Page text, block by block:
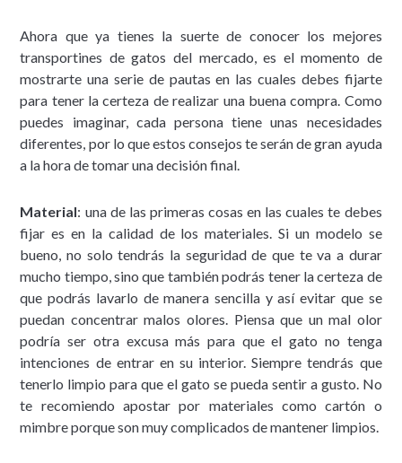
Ahora que ya tienes la suerte de conocer los mejores
transportines de gatos del mercado, es el momento de
mostrarte una serie de pautas en las cuales debes fijarte
para tener la certeza de realizar una buena compra. Como
puedes imaginar, cada persona tiene unas necesidades
diferentes, por lo que estos consejos te serán de gran ayuda
a la hora de tomar una decisión final.
Material: una de las primeras cosas en las cuales te debes
fijar es en la calidad de los materiales. Si un modelo se
bueno, no solo tendrás la seguridad de que te va a durar
mucho tiempo, sino que también podrás tener la certeza de
que podrás lavarlo de manera sencilla y así evitar que se
puedan concentrar malos olores. Piensa que un mal olor
podría ser otra excusa más para que el gato no tenga
intenciones de entrar en su interior. Siempre tendrás que
tenerlo limpio para que el gato se pueda sentir a gusto. No
te recomiendo apostar por materiales como cartón o
mimbre porque son muy complicados de mantener limpios.